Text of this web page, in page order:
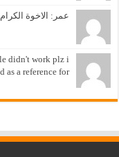
عمر: الاخوة
didn't work plz i
as a reference for...